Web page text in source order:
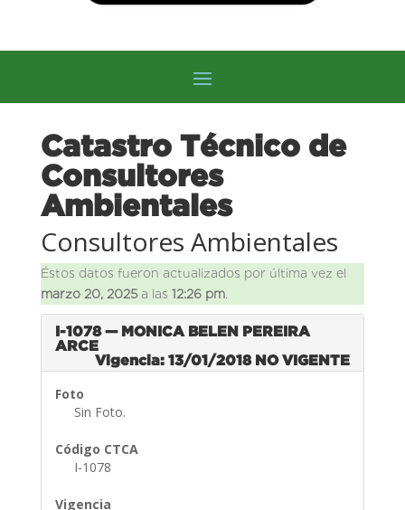
Catastro Técnico de
Consultores
Ambientales
Consultores Ambientales
Éstos datos fueron actualizados por última vez el
marzo 20, 2025a las 12:26 pm.
I-1078 — MONICA BELEN PEREIRA
ARCE
Vigencia: 13/01/2018 NO VIGENTE
Foto
Sin Foto.
Código CTCA
I-1078
Vigencia